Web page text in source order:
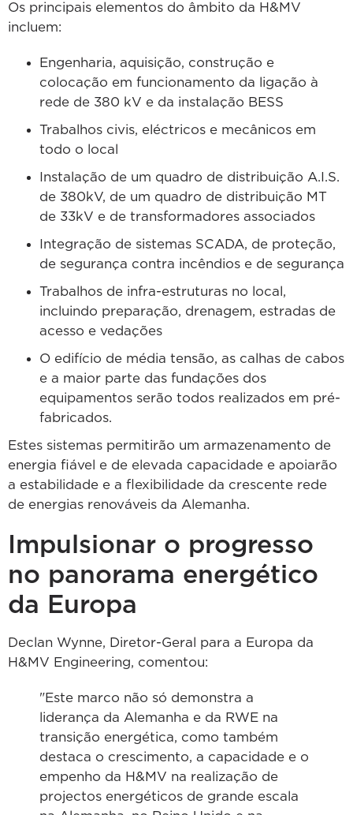
Os principais elementos do âmbito da H&MV
incluem:
Engenharia, aquisição, construção e
colocação em funcionamento da ligação à
rede de 380 kV e da instalação BESS
Trabalhos civis, eléctricos e mecânicos em
todo o local
Instalação de um quadro de distribuição A.I.S.
de 380kV, de um quadro de distribuição MT
de 33kV e de transformadores associados
Integração de sistemas SCADA, de proteção,
de segurança contra incêndios e de segurança
Trabalhos de infra-estruturas no local,
incluindo preparação, drenagem, estradas de
acesso e vedações
O edifício de média tensão, as calhas de cabos
e a maior parte das fundações dos
equipamentos serão todos realizados em pré-
fabricados.
Estes sistemas permitirão um armazenamento de
energia fiável e de elevada capacidade e apoiarão
a estabilidade e a flexibilidade da crescente rede
de energias renováveis da Alemanha.
Impulsionar o progresso
no panorama energético
da Europa
Declan Wynne, Diretor-Geral para a Europa da
H&MV Engineering, comentou:
"Este marco não só demonstra a
liderança da Alemanha e da RWE na
transição energética, como também
destaca o crescimento, a capacidade e o
empenho da H&MV na realização de
projectos energéticos de grande escala